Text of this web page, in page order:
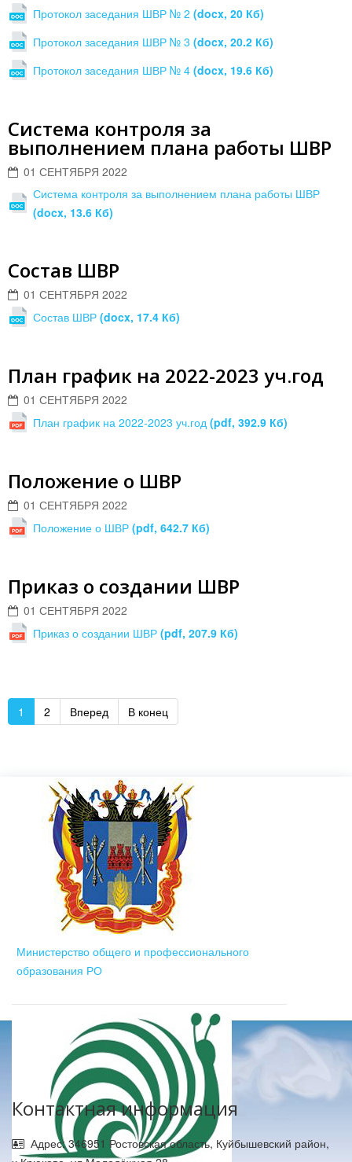
Протокол заседания ШВР № 2 (docx, 20 Кб)
Протокол заседания ШВР № 3 (docx, 20.2 Кб)
Протокол заседания ШВР № 4 (docx, 19.6 Кб)
Система контроля за
выполнением плана работы ШВР
01 СЕНТЯБРЯ 2022
Система контроля за выполнением плана работы ШВР
(docx, 13.6 Кб)
Состав ШВР
01 СЕНТЯБРЯ 2022
Состав ШВР (docx, 17.4 Кб)
План график на 2022-2023 уч.год
01 СЕНТЯБРЯ 2022
План график на 2022-2023 уч.год (pdf, 392.9 Кб)
Положение о ШВР
01 СЕНТЯБРЯ 2022
Положение о ШВР (pdf, 642.7 Кб)
Приказ о создании ШВР
01 СЕНТЯБРЯ 2022
Приказ о создании ШВР (pdf, 207.9 Кб)
1 2 Вперед В конец
Министерство общего и профессионального
образования РО
Контактная информация
Адрес: 346951 Ростовская область, Куйбышевский район,